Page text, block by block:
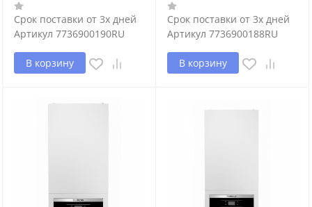
Срок поставки от 3х дней
Артикул 7736900190RU
В корзину
Срок поставки от 3х дней
Артикул 7736900188RU
В корзину